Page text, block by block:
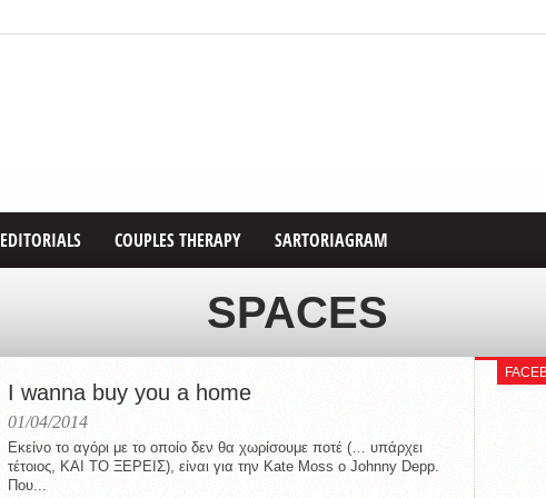
EDITORIALS COUPLES THERAPY SARTORIAGRAM
SPACES
I wanna buy you a home
01/04/2014
Εκείνο το αγόρι με το οποίο δεν θα χωρίσουμε ποτέ (… υπάρχει
τέτοιος, ΚΑΙ ΤΟ ΞΕΡΕΙΣ), είναι για την Kate Moss o Johnny Depp.
Που...